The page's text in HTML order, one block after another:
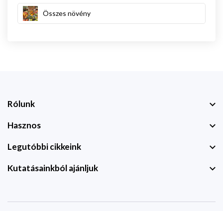
Összes növény
Rólunk
Hasznos
Legutóbbi cikkeink
Kutatásainkból ajánljuk